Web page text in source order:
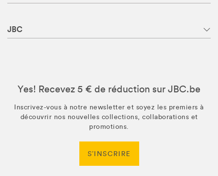
JBC
Yes! Recevez 5 € de réduction sur JBC.be
Inscrivez-vous à notre newsletter et soyez les premiers à
découvrir nos nouvelles collections, collaborations et
promotions.
S’INSCRIRE